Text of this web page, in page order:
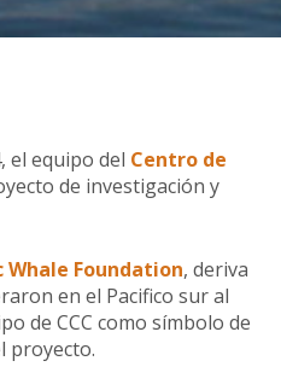
el equipo del Centro de
de investigación y
Whale Foundation, deriva
en el Pacifico sur al
de CCC como símbolo de
proyecto.